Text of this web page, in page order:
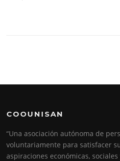
COOUNISAN
“Una asociación autónoma de
voluntariamente para satisfacer
aspiraciones económicas,